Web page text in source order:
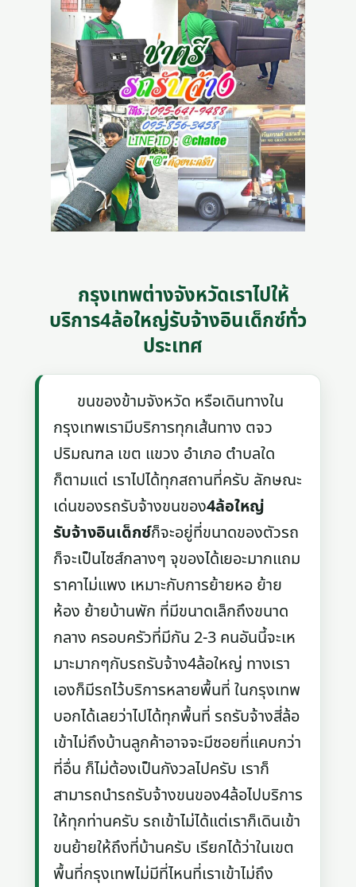
กรุงเทพต่างจังหวัดเราไปให้
บริการ4ล้อใหญ่รับจ้างอินเด็กซ์ทั่ว
ประเทศ
ขนของข้ามจังหวัด หรือเดินทางใน
กรุงเทพเรามีบริการทุกเส้นทาง ตจว
ปริมณฑล เขต แขวง อำเภอ ตำบลใด
ก็ตามแต่ เราไปได้ทุกสถานที่ครับ ลักษณะ
เด่นของรถรับจ้างขนของ4ล้อใหญ่
รับจ้างอินเด็กซ์ก็จะอยู่ที่ขนาดของตัวรถ
ก็จะเป็นไซส์กลางๆ จุของได้เยอะมากแถม
ราคาไม่แพง เหมาะกับการย้ายหอ ย้าย
ห้อง ย้ายบ้านพัก ที่มีขนาดเล็กถึงขนาด
กลาง ครอบครัวที่มีกัน 2-3 คนอันนี้จะเห
มาะมากๆกับรถรับจ้าง4ล้อใหญ่ ทางเรา
เองก็มีรถไว้บริการหลายพื้นที่ ในกรุงเทพ
บอกได้เลยว่าไปได้ทุกพื้นที่ รถรับจ้างสี่ล้อ
เข้าไม่ถึงบ้านลูกค้าอาจจะมีซอยที่แคบกว่า
ที่อื่น ก็ไม่ต้องเป็นกังวลไปครับ เราก็
สามารถนำรถรับจ้างขนของ4ล้อไปบริการ
ให้ทุกท่านครับ รถเข้าไม่ได้แต่เราก็เดินเข้า
ขนย้ายให้ถึงที่บ้านครับ เรียกได้ว่าในเขต
พื้นที่กรุงเทพไม่มีที่ไหนที่เราเข้าไม่ถึง